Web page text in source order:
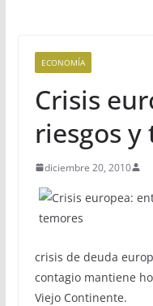
ECONOMÍA
Crisis
riesgos y
diciembre 20, 2010
crisis de deuda
contagio mantiene
Viejo Continente.